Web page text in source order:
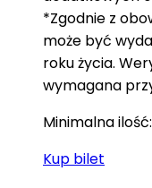
*Zgodnie z
może być
roku życia.
wymagana
Minimalna
Kup bilet